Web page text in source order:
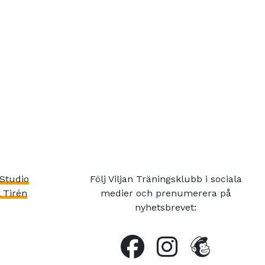
Tirén
Följ Viljan Träningsklubb i sociala
medier och prenumerera på
nyhetsbrevet: